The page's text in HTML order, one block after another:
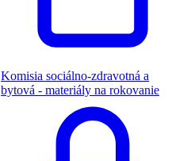
Komisia sociálno-zdravotná a
bytová - materiály na rokovanie